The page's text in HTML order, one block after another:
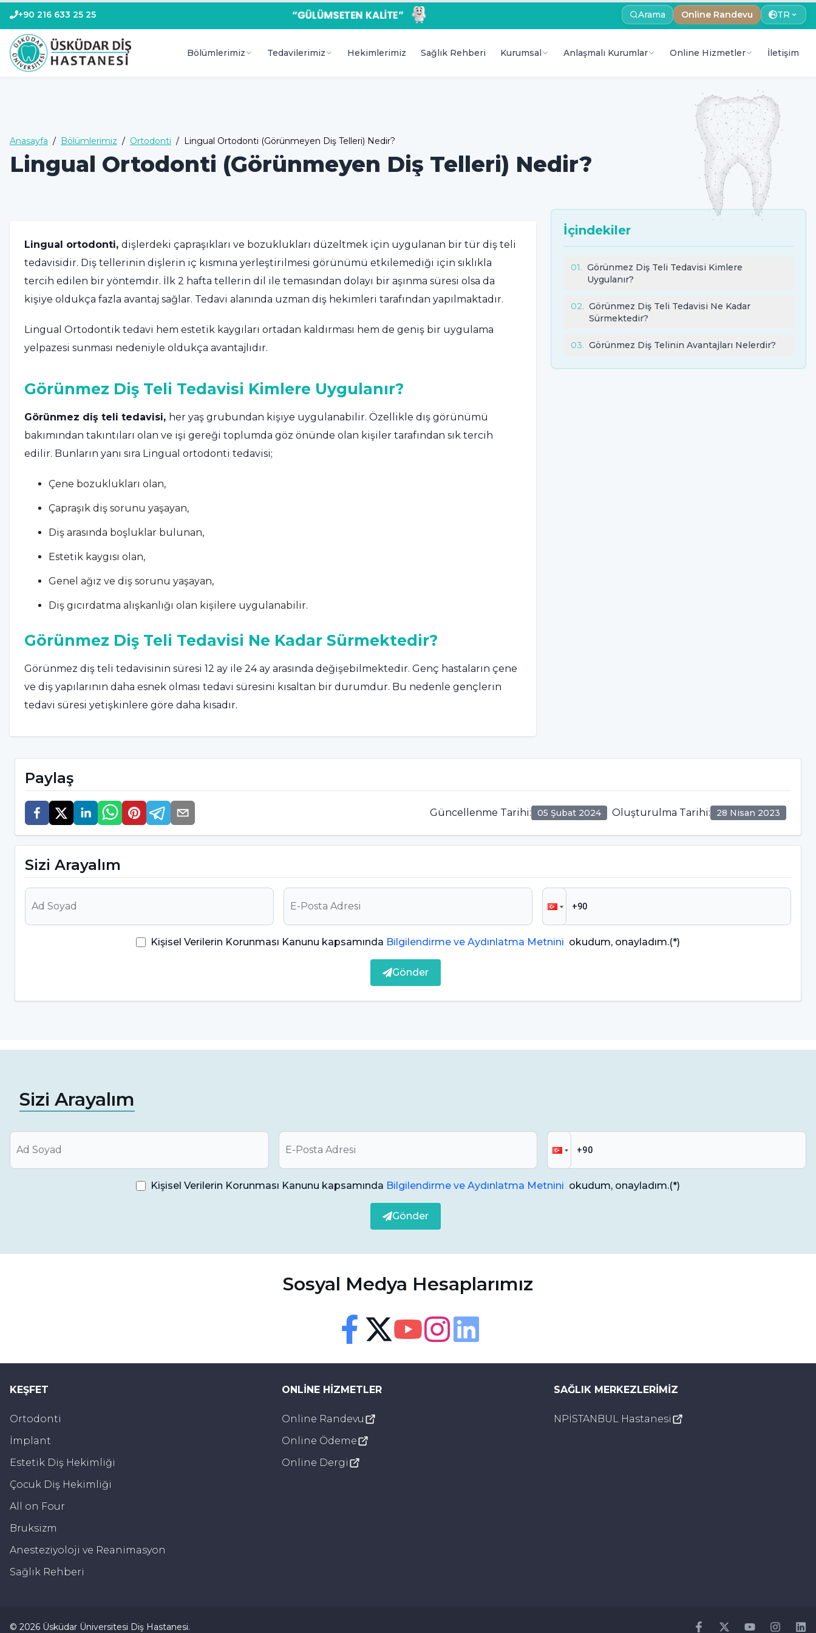
+90 216 633 25 25 Arama Online Randevu TR
Bölümlerimiz Tedavilerimiz Hekimlerimiz Sağlık Rehberi Kurumsal Anlaşmalı Kurumlar Online Hizmetler İletişim
Anasayfa / Bölümlerimiz / Ortodonti / Lingual Ortodonti (Görünmeyen Diş Telleri) Nedir?
Lingual Ortodonti (Görünmeyen Diş Telleri) Nedir?
Lingual ortodonti, dişlerdeki çapraşıkları ve bozuklukları düzeltmek için uygulanan bir tür diş teli
tedavisidir. Diş tellerinin dişlerin iç kısmına yerleştirilmesi görünümü etkilemediği için sıklıkla
tercih edilen bir yöntemdir. İlk 2 hafta tellerin dil ile temasından dolayı bir aşınma süresi olsa da
kişiye oldukça fazla avantaj sağlar. Tedavi alanında uzman diş hekimleri tarafından yapılmaktadır.
Lingual Ortodontik tedavi hem estetik kaygıları ortadan kaldırması hem de geniş bir uygulama
yelpazesi sunması nedeniyle oldukça avantajlıdır.
Görünmez Diş Teli Tedavisi Kimlere Uygulanır?
Görünmez diş teli tedavisi, her yaş grubundan kişiye uygulanabilir. Özellikle dış görünümü
bakımından takıntıları olan ve işi gereği toplumda göz önünde olan kişiler tarafından sık tercih
edilir. Bunların yanı sıra Lingual ortodonti tedavisi;
Çene bozuklukları olan,
Çapraşık diş sorunu yaşayan,
Diş arasında boşluklar bulunan,
Estetik kaygısı olan,
Genel ağız ve diş sorunu yaşayan,
Diş gıcırdatma alışkanlığı olan kişilere uygulanabilir.
Görünmez Diş Teli Tedavisi Ne Kadar Sürmektedir?
Görünmez diş teli tedavisinin süresi 12 ay ile 24 ay arasında değişebilmektedir. Genç hastaların çene
ve diş yapılarının daha esnek olması tedavi süresini kısaltan bir durumdur. Bu nedenle gençlerin
tedavi süresi yetişkinlere göre daha kısadır.
mevcut ağız ve diş sağlığı sorunları, hastanın tedaviye olan bağlılığı ve diş hekimi tarafından
belirlenen tedavi planıdır.
Yetişkinlerin diş sorunları çocuklara göre daha fazla olduğu için yetişkinlerin tedavisi çocuklara
göre daha uzun sürmektedir. Bu nedenle sadece tedavi sürecini yöneten diş hekimi diş teli
Görünmez Diş Telinin Avantajları Nelerdir?
Görünmez diş telinin avantajları arasında ilk olarak geleneksel diş tellerine göre görünmez olmaları
yer alır. Bunların yanı sıra avantajları şu şekilde sıralanabilir:
Hastaların estetik görünüm kaygısını da tamamen ortadan kaldırması
İçindekiler
01. Görünmez Diş Teli Tedavisi Kimlere
Uygulanır?
02. Görünmez Diş Teli Tedavisi Ne Kadar
Sürmektedir?
03. Görünmez Diş Telinin Avantajları Nelerdir?
Paylaş
Güncellenme Tarihi: 05 Şubat 2024 Oluşturulma Tarihi: 28 Nisan 2023
Sizi Arayalım
Kişisel Verilerin Korunması Kanunu kapsamında Bilgilendirme ve Aydınlatma Metnini okudum, onayladım.(*)
Gönder
Görsel ve sesli destek ayarları
Görsel Ayarlar
Bağlantıların altı çizili olsun
Gri tonlama
Sizi Arayalım
Kişisel Verilerin Korunması Kanunu kapsamında Bilgilendirme ve Aydınlatma Metnini okudum, onayladım.(*)
Gönder
Sosyal Medya Hesaplarımız
KEŞFET
Ortodonti
İmplant
Estetik Diş Hekimliği
Çocuk Diş Hekimliği
All on Four
Bruksizm
Anesteziyoloji ve Reanimasyon
Sağlık Rehberi
ONLINE HIZMETLER
Online Randevu
Online Ödeme
Online Dergi
SAĞLIK MERKEZLERIMIZ
NPİSTANBUL Hastanesi
© 2026 Üsküdar Üniversitesi Diş Hastanesi.